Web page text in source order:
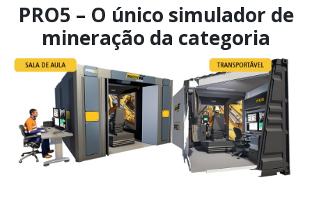
PRO5 – O único simulador de
mineração da categoria